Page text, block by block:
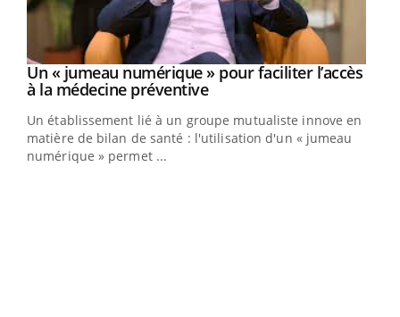
Youtube
Un « jumeau numérique » pour faciliter l’accès
à la médecine préventiveYoutube
Un établissement lié à un groupe mutualiste innove en
matière de bilan de santé : l'utilisation d'un « jumeau
numérique » permet ...
Youtube
COUP DE FOOD sur le diabèteYoutube
Coup de food sur le diabète, c'est votre nouveau rendez-
vous culinaire qui bouscule les idées reçues ! Dans cet
épisode, une ...